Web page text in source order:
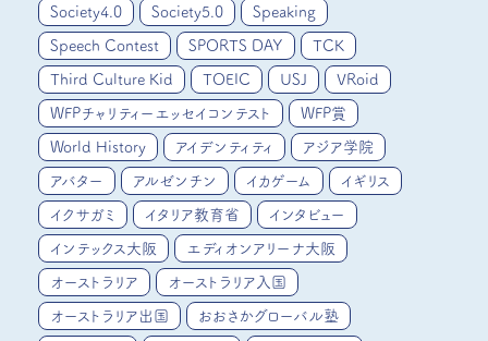
Society4.0 Society5.0 Speaking
Speech Contest SPORTS DAY TCK
Third Culture Kid TOEIC USJ VRoid
WFPチャリティーエッセイコンテスト WFP賞
World History アイデンティティ アジア学院
アバター アルゼンチン イカゲーム イギリス
イクサガミ イタリア教育省 インタビュー
インテックス大阪 エディオンアリーナ大阪
オーストラリア オーストラリア入国
オーストラリア出国 おおさかグローバル塾